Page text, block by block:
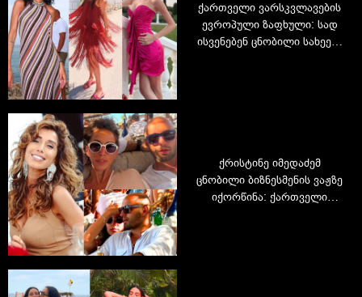
ქართველი ვარსკვლავების
ევროპული ზაფხული: სად
ისვენებენ ცნობილი სახეები
ქრისტინე იმედაძემ
ცნობილი ბიზნესმენის ვაჟზე
იქორწინა: ქართველი